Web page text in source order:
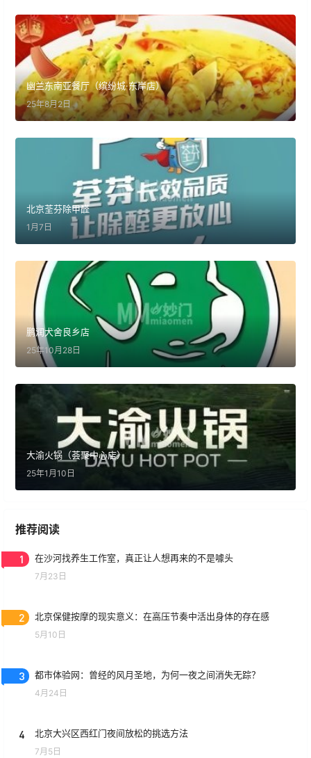
幽兰东南亚餐厅（缤纷城·东岸店）
25年8月2日
北京荃芬除甲醛
1月7日
鹏润犬舍良乡店
25年10月28日
大渝火锅（荟聚中心店）
25年1月10日
推荐阅读
1 在沙河找养生工作室，真正让人想再来的不是噱头
7月23日
2 北京保健按摩的现实意义：在高压节奏中活出身体的存在感
5月10日
3 都市体验网：曾经的风月圣地，为何一夜之间消失无踪？
4月24日
4 北京大兴区西红门夜间放松的挑选方法
7月5日